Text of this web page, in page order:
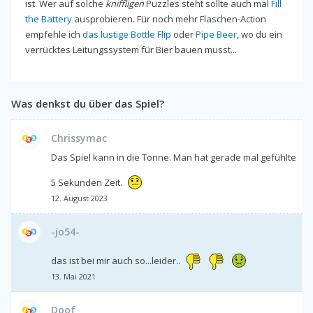
ist. Wer auf solche kniffligenPuzzles steht sollte auch mal Fill
the Battery ausprobieren. Für noch mehr Flaschen-Action
empfehle ich das lustige Bottle Flip oderPipe Beer, wo du ein
verrücktes Leitungssystem für Bier bauen musst...
Was denkst du über das Spiel?
Chrissymac
Das Spiel kann in die Tonne. Man hat gerade mal gefühlte
5 Sekunden Zeit.
12. August 2023
-jo54-
das ist bei mir auch so...leider..
13. Mai 2021
Doof